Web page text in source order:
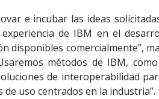
e incubar las ideas
de IBM en el
disponibles comercialmente”,
métodos de IBM,
de interoperabilidad
uso centrados en la industria”.